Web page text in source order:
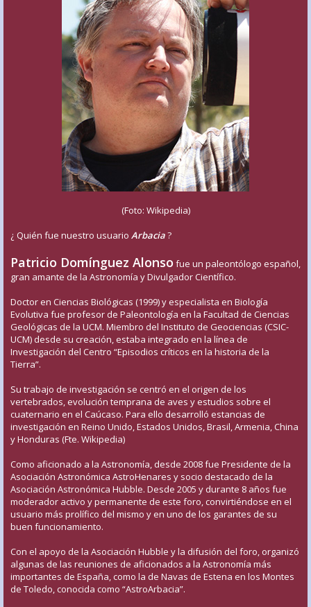
(Foto: Wikipedia)
¿ Quién fue nuestro usuario Arbacia?
Patricio Domínguez Alonso fue un paleontólogo español,
gran amante de la Astronomía y Divulgador Científico.
Doctor en Ciencias Biológicas (1999) y especialista en Biología
Evolutiva fue profesor de Paleontología en la Facultad de Ciencias
Geológicas de la UCM. Miembro del Instituto de Geociencias (CSIC-
UCM) desde su creación, estaba integrado en la línea de
Investigación del Centro “Episodios críticos en la historia de la
Tierra”.
Su trabajo de investigación se centró en el origen de los
vertebrados, evolución temprana de aves y estudios sobre el
cuaternario en el Caúcaso. Para ello desarrolló estancias de
investigación en Reino Unido, Estados Unidos, Brasil, Armenia, China
y Honduras (Fte. Wikipedia)
Como aficionado a la Astronomía, desde 2008 fue Presidente de la
Asociación Astronómica AstroHenares y socio destacado de la
Asociación Astronómica Hubble. Desde 2005 y durante 8 años fue
moderador activo y permanente de este foro, convirtiéndose en el
usuario más prolífico del mismo y en uno de los garantes de su
buen funcionamiento.
Con el apoyo de la Asociación Hubble y la difusión del foro, organizó
algunas de las reuniones de aficionados a la Astronomía más
importantes de España, como la de Navas de Estena en los Montes
de Toledo, conocida como “AstroArbacia”.